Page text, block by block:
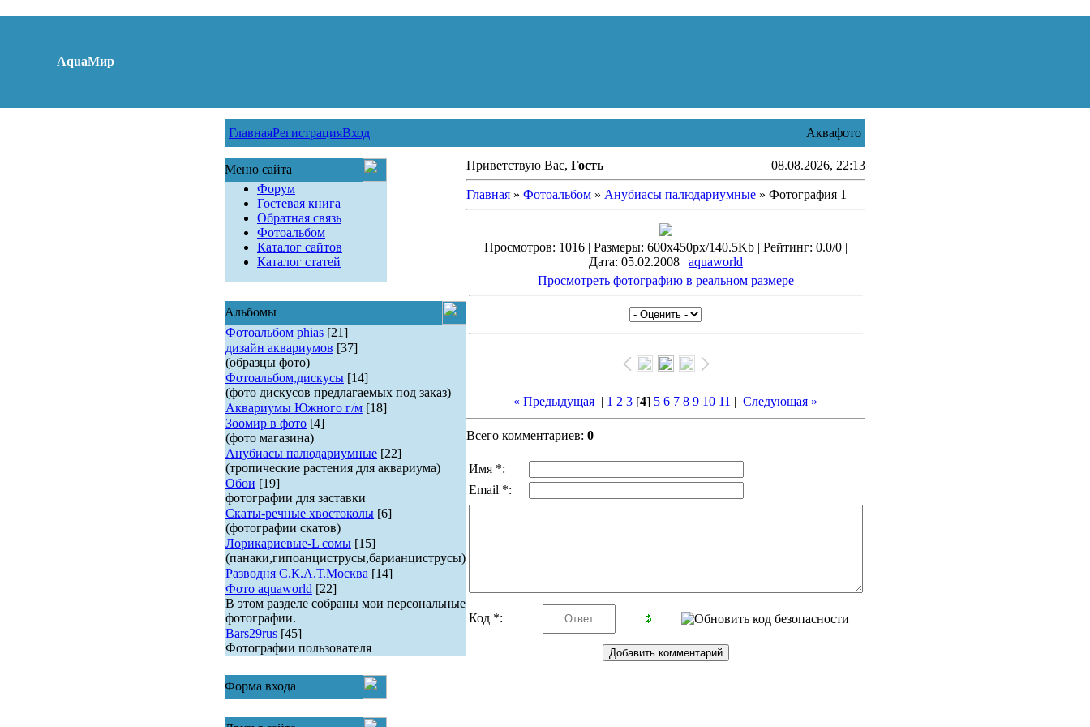
AquaМир
ГлавнаяРегистрацияВход Аквафото
Меню сайта
Форум
Гостевая книга
Обратная связь
Фотоальбом
Каталог сайтов
Каталог статей
Альбомы
Фотоальбом phias [21]
дизайн аквариумов [37]
(образцы фото)
Фотоальбом,дискусы [14]
(фото дискусов предлагаемых под заказ)
Аквариумы Южного г/м [18]
Зоомир в фото [4]
(фото магазина)
Анубиасы палюдариумные [22]
(тропические растения для аквариума)
Обои [19]
фотографии для заставки
Скаты-речные хвостоколы [6]
(фотографии скатов)
Лорикариевые-L сомы [15]
(панаки,гипоанциструсы,барианциструсы)
Разводня С.К.А.Т.Москва [14]
Фото aquaworld [22]
В этом разделе собраны мои персональные
фотографии.
Bars29rus [45]
Фотографии пользователя
Форма входа
Приветствую Вас, Гость 08.08.2026, 22:13
Главная» Фотоальбом» Анубиасы палюдариумные» Фотография 1
Просмотров: 1016 | Размеры: 600x450px/140.5Kb | Рейтинг: 0.0/0 |
Дата: 05.02.2008 | aquaworld
Просмотреть фотографию в реальном размере
« Предыдущая | 1 2 3 [4] 5 6 7 8 9 10 11 |Следующая »
Всего комментариев: 0
Имя *:
Email *:
Код *: